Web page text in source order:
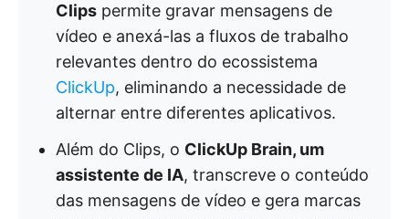
Clips permite gravar mensagens de
vídeo e anexá-las a fluxos de trabalho
relevantes dentro do ecossistema
ClickUp, eliminando a necessidade de
alternar entre diferentes aplicativos.
Além do Clips, o ClickUp Brain, um
assistente de IA, transcreve o conteúdo
das mensagens de vídeo e gera marcas